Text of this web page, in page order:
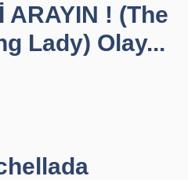
ARAYIN ! (The
Lady) Olay...